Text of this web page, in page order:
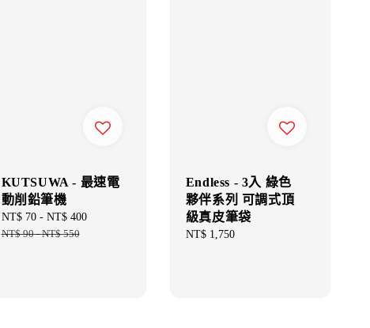
KUTSUWA - 最速電
動削鉛筆機
Sale
price
NT$ 70- NT$ 400
NT$ 90-NT$ 550
Endless - 3入 綠色
夥伴系列 可調式頂
級真皮筆袋
Regular
NT$ 1,750